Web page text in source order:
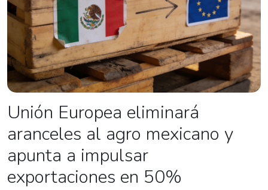
Unión Europea eliminará
aranceles al agro mexicano y
apunta a impulsar
exportaciones en 50%